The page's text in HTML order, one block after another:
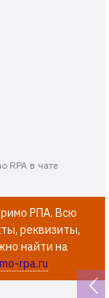
RPA в чате
РПА. Всю
реквизиты,
найти на
rpa.ru